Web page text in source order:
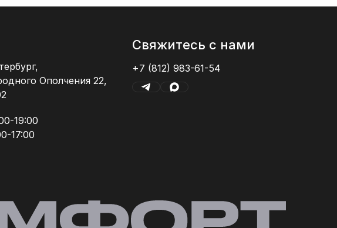
Ополчения 22,
19:00
17:00
Свяжитесь с нами
+7 (812) 983-61-54